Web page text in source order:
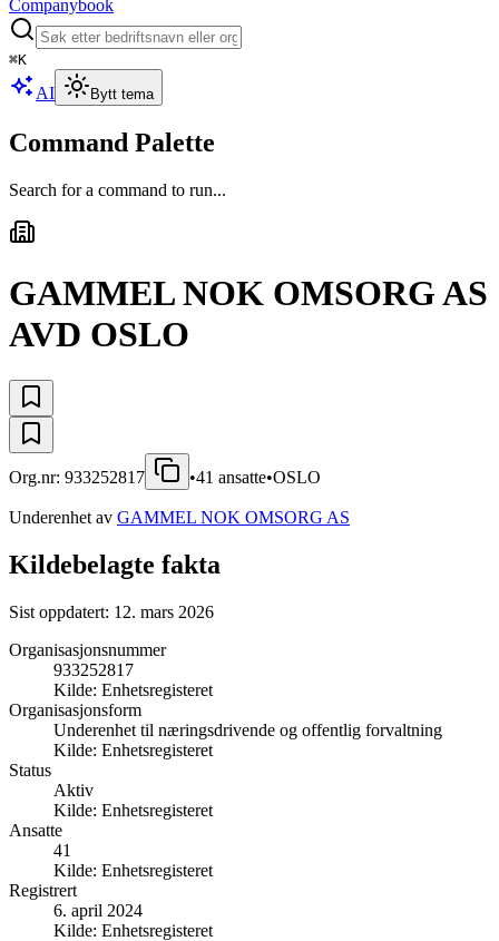
Companybook
⌘K
AI Bytt tema
Command Palette
Search for a command to run...
GAMMEL NOK OMSORG AS
AVD OSLO
Org.nr: 933252817 •41 ansatte•OSLO
Underenhet av GAMMEL NOK OMSORG AS
Kildebelagte fakta
Sist oppdatert: 12. mars 2026
Organisasjonsnummer
933252817
Kilde: Enhetsregisteret
Organisasjonsform
Underenhet til næringsdrivende og offentlig forvaltning
Kilde: Enhetsregisteret
Status
Aktiv
Kilde: Enhetsregisteret
Ansatte
41
Kilde: Enhetsregisteret
Registrert
6. april 2024
Kilde: Enhetsregisteret